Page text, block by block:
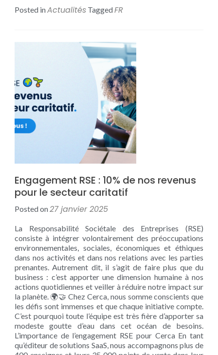
Posted inActualités TaggedFR
Engagement RSE : 10% de nos revenus
pour le secteur caritatif
Posted on27 janvier 2025
La Responsabilité Sociétale des Entreprises (RSE)
consiste à intégrer volontairement des préoccupations
environnementales, sociales, économiques et éthiques
dans nos activités et dans nos relations avec les parties
prenantes. Autrement dit, il s’agit de faire plus que du
business : c’est apporter une dimension humaine à nos
actions quotidiennes et veiller à réduire notre impact sur
la planète. 🌍🤝 Chez Cerca, nous somme conscients que
les défis sont immenses et que chaque initiative compte.
C’est pourquoi toute l’équipe est très fière d’apporter sa
modeste goutte d’eau dans cet océan de besoins.
L’importance de l’engagement RSE pour Cerca En tant
qu’éditeur de solutions SaaS, nous accompagnons plus de